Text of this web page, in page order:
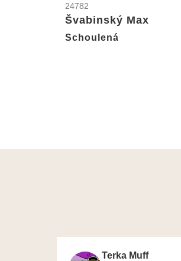
24782
Švabinský Max
Schoulená
Terka Muff